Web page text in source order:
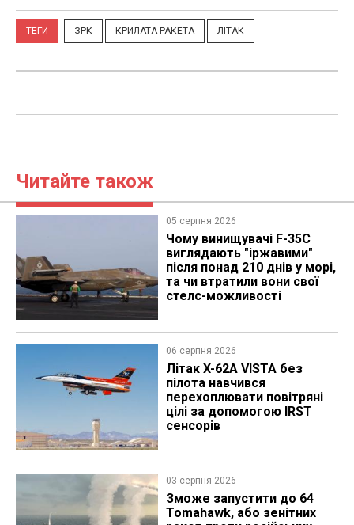
ТЕГИ ЗРК КРИЛАТА РАКЕТА ЛІТАК
Читайте також
05 серпня 2026
Чому винищувачі F-35C
виглядають "іржавими"
після понад 210 днів у морі,
та чи втратили вони свої
стелс-можливості
06 серпня 2026
Літак X-62A VISTA без
пілота навчився
перехоплювати повітряні
цілі за допомогою IRST
сенсорів
03 серпня 2026
Зможе запустити до 64
Tomahawk, або зенітних